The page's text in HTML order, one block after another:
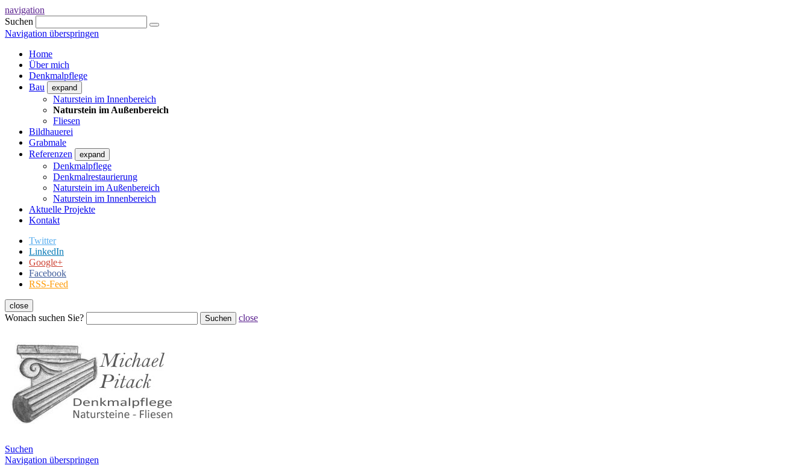
navigation
Suchen
Navigation überspringen
Home
Über mich
Denkmalpflege
Bau
expand
Naturstein im Innenbereich
Naturstein im Außenbereich
Fliesen
Bildhauerei
Grabmale
Referenzen
expand
Denkmalpflege
Denkmalrestaurierung
Naturstein im Außenbereich
Naturstein im Innenbereich
Aktuelle Projekte
Kontakt
Twitter
LinkedIn
Google+
Facebook
RSS-Feed
close
Wonach suchen Sie? Suchen close
Suchen
Navigation überspringen